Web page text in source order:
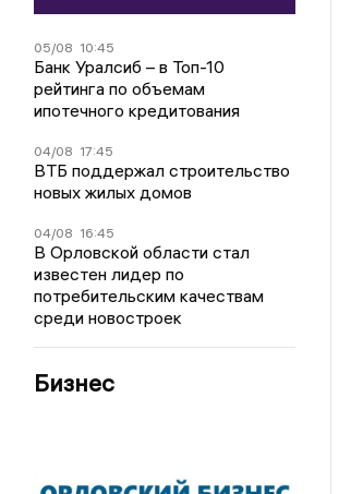
05/08 10:45
Банк Уралсиб – в Топ-10
рейтинга по объемам
ипотечного кредитования
04/08 17:45
ВТБ поддержал строительство
новых жилых домов
04/08 16:45
В Орловской области стал
известен лидер по
потребительским качествам
среди новостроек
Бизнес